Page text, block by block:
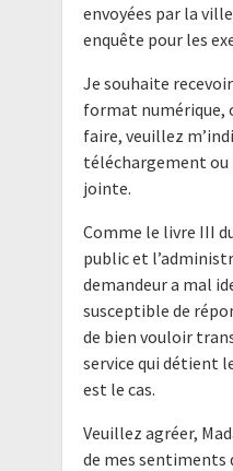
envoyées par la
enquête pour les
Je souhaite
format numérique,
faire, veuillez
téléchargement ou
jointe.
Comme le livre III
public et
demandeur a mal
susceptible de
de bien vouloir
service qui détient
est le cas.
Veuillez agréer,
de mes sentiments